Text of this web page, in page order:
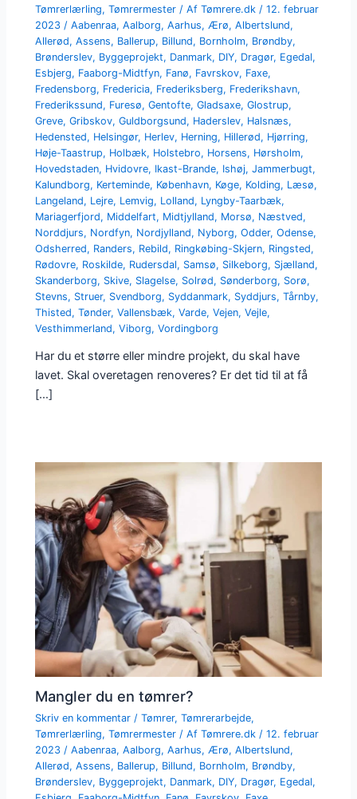
Tømrerlærling,Tømrermester / AfTømrere.dk /12. februar
2023 /Aabenraa,Aalborg,Aarhus, Ærø,Albertslund,
Allerød,Assens, Ballerup, Billund, Bornholm, Brøndby,
Brønderslev, Byggeprojekt, Danmark, DIY, Dragør, Egedal,
Esbjerg, Faaborg-Midtfyn, Fanø, Favrskov, Faxe,
Fredensborg, Fredericia, Frederiksberg, Frederikshavn,
Frederikssund, Furesø,Gentofte,Gladsaxe,Glostrup,
Greve,Gribskov,Guldborgsund, Haderslev, Halsnæs,
Hedensted, Helsingør, Herlev, Herning, Hillerød, Hjørring,
Høje-Taastrup, Holbæk, Holstebro, Horsens, Hørsholm,
Hovedstaden, Hvidovre, Ikast-Brande, Ishøj,Jammerbugt,
Kalundborg, Kerteminde, København, Køge, Kolding, Læsø,
Langeland, Lejre, Lemvig, Lolland, Lyngby-Taarbæk,
Mariagerfjord, Middelfart, Midtjylland, Morsø, Næstved,
Norddjurs, Nordfyn, Nordjylland, Nyborg,Odder,Odense,
Odsherred, Randers, Rebild, Ringkøbing-Skjern, Ringsted,
Rødovre, Roskilde, Rudersdal, Samsø, Silkeborg, Sjælland,
Skanderborg, Skive, Slagelse, Solrød, Sønderborg, Sorø,
Stevns, Struer, Svendborg, Syddanmark, Syddjurs,Tårnby,
Thisted,Tønder,Vallensbæk,Varde,Vejen,Vejle,
Vesthimmerland,Viborg,Vordingborg
Har du et større eller mindre projekt, du skal have
lavet. Skal overetagen renoveres? Er det tid til at få
[…]
Mangler du en tømrer?
Skriv en kommentar /Tømrer,Tømrerarbejde,
Tømrerlærling,Tømrermester / AfTømrere.dk /12. februar
2023 /Aabenraa,Aalborg,Aarhus, Ærø,Albertslund,
Allerød,Assens, Ballerup, Billund, Bornholm, Brøndby,
Brønderslev, Byggeprojekt, Danmark, DIY, Dragør, Egedal,